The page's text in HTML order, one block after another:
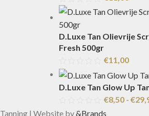
D.Luxe Tan Olievrije
Fresh 500gr
€11,00
D.Luxe Tan Glow Up
€8,50 - €
| Website by&Brands